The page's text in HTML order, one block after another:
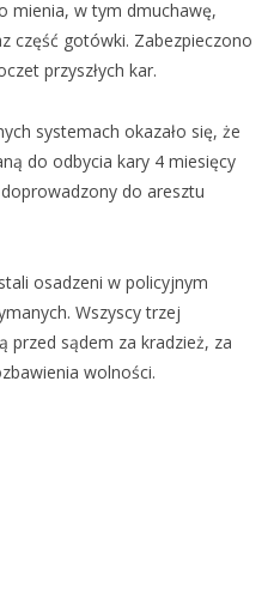
mienia, w tym dmuchawę,
część gotówki. Zabezpieczono
przyszłych kar.
systemach okazało się, że
do odbycia kary 4 miesięcy
do aresztu
osadzeni w policyjnym
Wszyscy trzej
przed sądem za kradzież, za
wolności.